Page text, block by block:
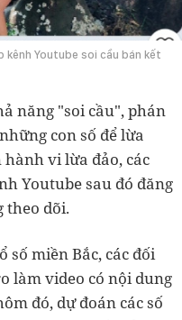
Youtube soi cầu bán kết
năng "soi cầu", phán
con số để lừa
vi lừa đảo, các
Youtube sau đó đăng
theo dõi.
số miền Bắc, các đối
làm video có nội dung
đó, dự đoán các số